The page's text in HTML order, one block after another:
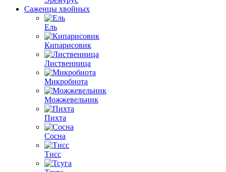
Саженцы хвойных
Ель
Кипарисовик
Лиственница
Микробиота
Можжевельник
Пихта
Сосна
Тисс